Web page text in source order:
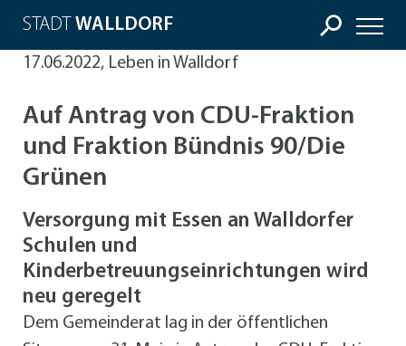
STADT WALLDORF
17.06.2022, Leben in Walldorf
Auf Antrag von CDU-Fraktion
und Fraktion Bündnis 90/Die
Grünen
Versorgung mit Essen an Walldorfer
Schulen und
Kinderbetreuungseinrichtungen wird
neu geregelt
Dem Gemeinderat lag in der öffentlichen